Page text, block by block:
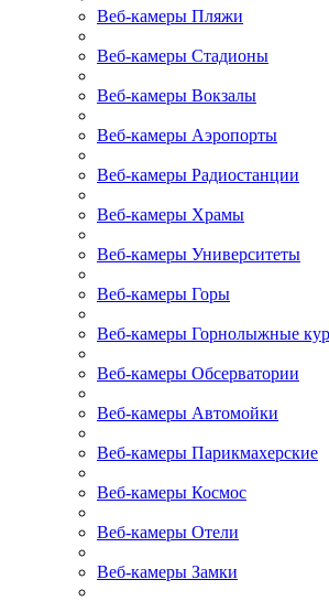
Веб-камеры Пляжи
Веб-камеры Стадионы
Веб-камеры Вокзалы
Веб-камеры Аэропорты
Веб-камеры Радиостанции
Веб-камеры Храмы
Веб-камеры Университеты
Веб-камеры Горы
Веб-камеры Горнолыжные
Веб-камеры Обсерватории
Веб-камеры Автомойки
Веб-камеры Парикмахерские
Веб-камеры Космос
Веб-камеры Отели
Веб-камеры Замки